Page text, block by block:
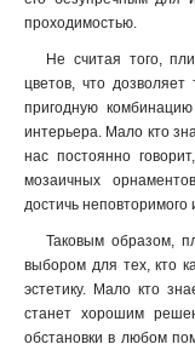
проходимостью.
Не считая того,
цветов, что дозволяет
пригодную
интерьера. Мало кто
нас постоянно
мозаичных
достичь
Таковым образом,
выбором для тех, кто
эстетику. Мало кто
станет хорошим
обстановки в любом